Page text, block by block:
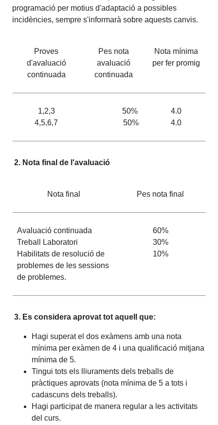
programació per motius d'adaptació a possibles
incidències, sempre s'informarà sobre aquests canvis.
Proves
d'avaluació
continuada
Pes nota
avaluació
continuada
Nota mínima
per fer promig
1,2,3
4,5,6,7
50%
50%
4.0
4.0
2. Nota final de l'avaluació
Nota final Pes nota final
Avaluació continuada
Treball Laboratori
Habilitats de resolució de
problemes de les sessions
de problemes.
60%
30%
10%
3. Es considera aprovat tot aquell que:
Hagi superat el dos exàmens amb una nota
mínima per exàmen de 4 i una qualificació mitjana
mínima de 5.
Tingui tots els lliuraments dels treballs de
pràctiques aprovats (nota mínima de 5 a tots i
cadascuns dels treballs).
Hagi participat de manera regular a les activitats
del curs.